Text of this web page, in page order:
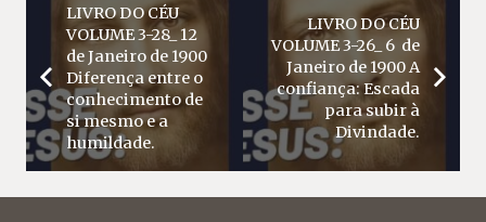
LIVRO DO CÉU
VOLUME 3-28_ 12
de Janeiro de 1900
Diferença entre o
conhecimento de
si mesmo e a
humildade.
LIVRO DO CÉU
VOLUME 3-26_ 6 de
Janeiro de 1900 A
confiança: Escada
para subir à
Divindade.